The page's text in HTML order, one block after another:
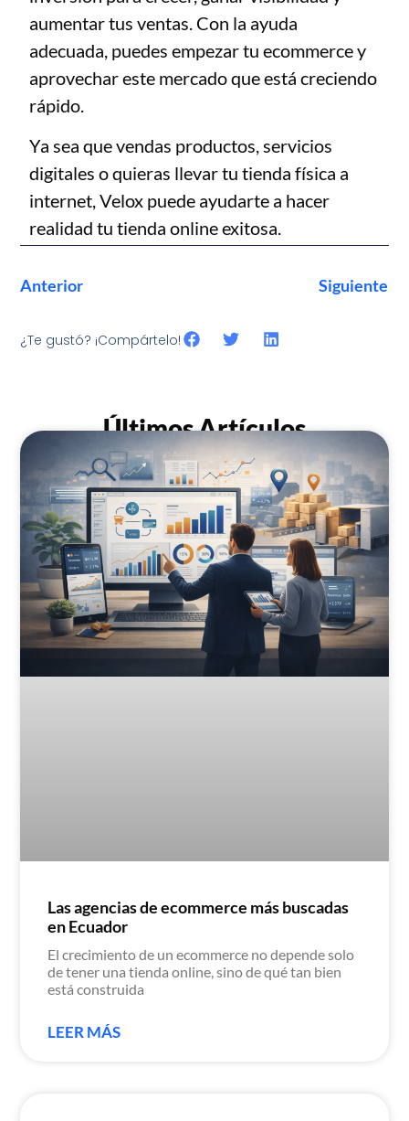
aumentar tus ventas. Con la ayuda
adecuada, puedes empezar tu ecommerce y
aprovechar este mercado que está creciendo
rápido.
Ya sea que vendas productos, servicios
digitales o quieras llevar tu tienda física a
internet, Velox puede ayudarte a hacer
realidad tu tienda online exitosa.
Anterior Siguiente
¿Te gustó? ¡Compártelo!
Últimos Artículos
Las agencias de ecommerce más buscadas
en Ecuador
El crecimiento de un ecommerce no depende solo
de tener una tienda online, sino de qué tan bien
está construida
LEER MÁS